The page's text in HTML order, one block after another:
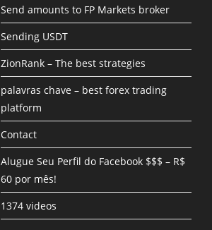
Send amounts to FP Markets broker
Sending USDT
ZionRank – The best strategies
palavras chave – best forex trading
platform
Contact
Alugue Seu Perfil do Facebook $$$ – R$
60 por mês!
1374 videos